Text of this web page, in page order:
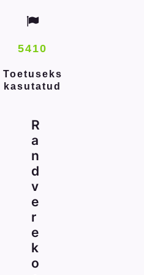
5410
Toetuseks
kasutatud
R
a
n
d
v
e
r
e
k
o